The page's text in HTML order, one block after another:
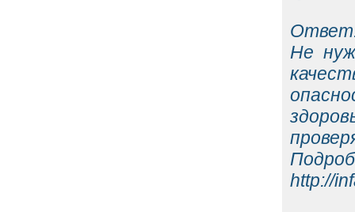
Не
http://